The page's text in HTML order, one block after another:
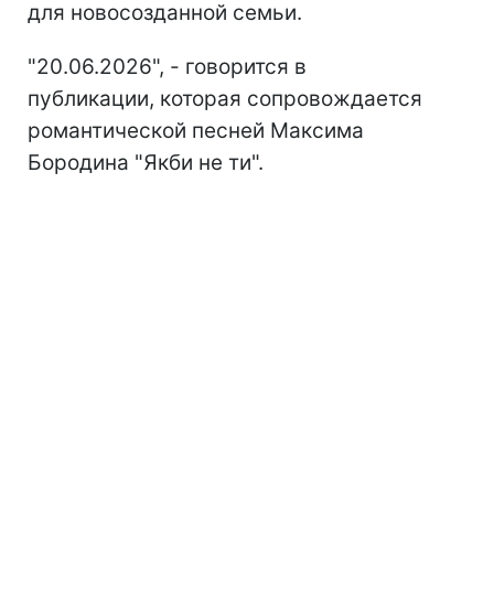
для новосозданной семьи.
"20.06.2026", - говорится в
публикации, которая сопровождается
романтической песней Максима
Бородина "Якби не ти".